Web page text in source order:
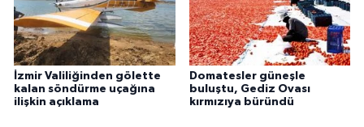
İzmir Valiliğinden gölette
kalan söndürme uçağına
ilişkin açıklama
Domatesler güneşle
buluştu, Gediz Ovası
kırmızıya büründü